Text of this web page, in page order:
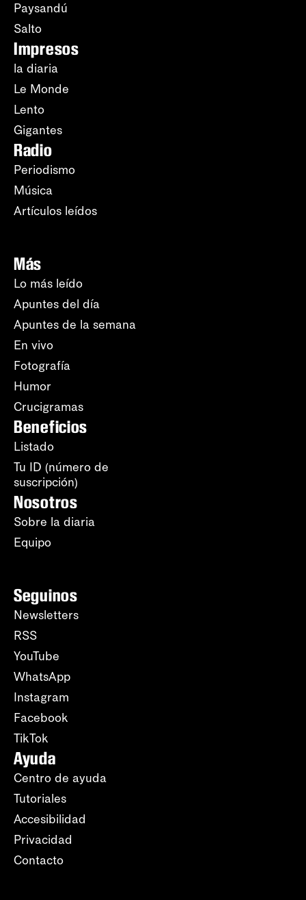
Paysandú
Salto
Impresos
la diaria
Le Monde
Lento
Gigantes
Radio
Periodismo
Música
Artículos leídos
Más
Lo más leído
Apuntes del día
Apuntes de la semana
En vivo
Fotografía
Humor
Crucigramas
Beneficios
Listado
Tu ID (número de
suscripción)
Nosotros
Sobre la diaria
Equipo
Seguinos
Newsletters
RSS
YouTube
WhatsApp
Instagram
Facebook
TikTok
Ayuda
Centro de ayuda
Tutoriales
Accesibilidad
Privacidad
Contacto